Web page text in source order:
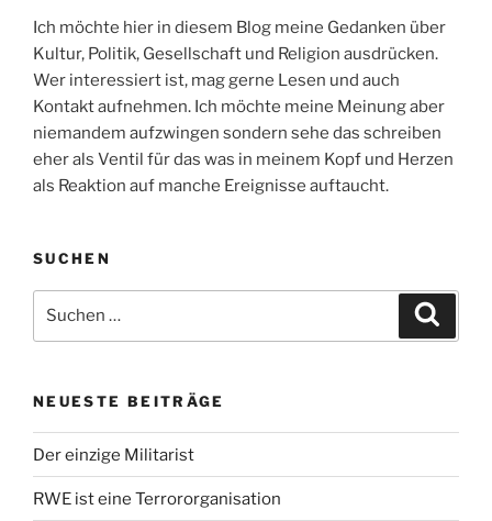
Ich möchte hier in diesem Blog meine Gedanken über
Kultur, Politik, Gesellschaft und Religion ausdrücken.
Wer interessiert ist, mag gerne Lesen und auch
Kontakt aufnehmen. Ich möchte meine Meinung aber
niemandem aufzwingen sondern sehe das schreiben
eher als Ventil für das was in meinem Kopf und Herzen
als Reaktion auf manche Ereignisse auftaucht.
SUCHEN
nach:
NEUESTE BEITRÄGE
Der einzige Militarist
RWE ist eine Terrororganisation